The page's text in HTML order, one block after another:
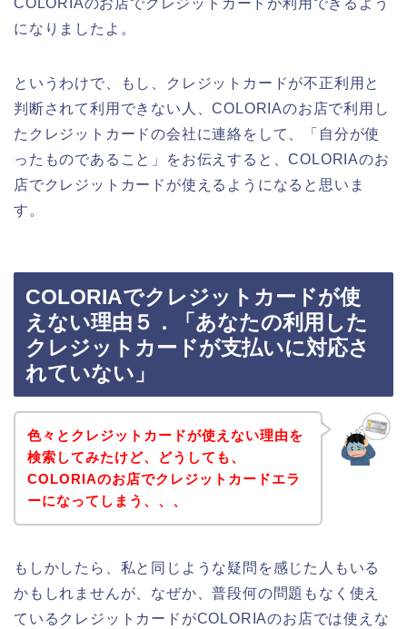
になりましたよ。
というわけで、もし、クレジットカードが不正利用と
判断されて利用できない人、COLORIAのお店で利用し
たクレジットカードの会社に連絡をして、「自分が使
ったものであること」をお伝えすると、COLORIAのお
店でクレジットカードが使えるようになると思いま
す。
COLORIAでクレジットカードが使
えない理由５．「あなたの利用した
クレジットカードが支払いに対応さ
れていない」
色々とクレジットカードが使えない理由を
検索してみたけど、どうしても、
COLORIAのお店でクレジットカードエラ
ーになってしまう、、、
もしかしたら、私と同じような疑問を感じた人もいる
かもしれませんが、なぜか、普段何の問題もなく使え
ているクレジットカードがCOLORIAのお店では使えな